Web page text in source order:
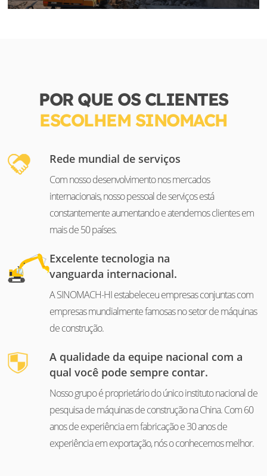
POR QUE OS CLIENTES
ESCOLHEM SINOMACH
Rede mundial de serviços
Com nosso desenvolvimento nos mercados
internacionais, nosso pessoal de serviços está
constantemente aumentando e atendemos clientes em
mais de 50 países.
Excelente tecnologia na
vanguarda internacional.
A SINOMACH-HI estabeleceu empresas conjuntas com
empresas mundialmente famosas no setor de máquinas
de construção.
A qualidade da equipe nacional com a
qual você pode sempre contar.
Nosso grupo é proprietário do único instituto nacional de
pesquisa de máquinas de construção na China. Com 60
anos de experiência em fabricação e 30 anos de
experiência em exportação, nós o conhecemos melhor.